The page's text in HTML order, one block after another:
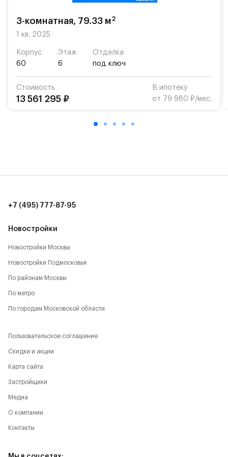
возможность посещения частной гимназии
Для автомобилистов — закрытые озеленённые
Территория квартала приватная, въезд
осуществляется по пропускам.#yan19-2r1489607#
3-комнатная, 79.33 м2
1 кв. 2025
Корпус
60
Этаж
6
Отделка
под ключ
Стоимость
13 561 295 ₽
В ипотеку
от 79 980 ₽/мес.
Новостройки
Новостройки Москвы
Новостройки Подмосковья
По районам Москвы
По метро
По городам Московской области
+7 (495) 777-87-95
Пользовательское соглашение
Скидки и акции
Карта сайта
Застройщики
Медиа
О компании
Контакты